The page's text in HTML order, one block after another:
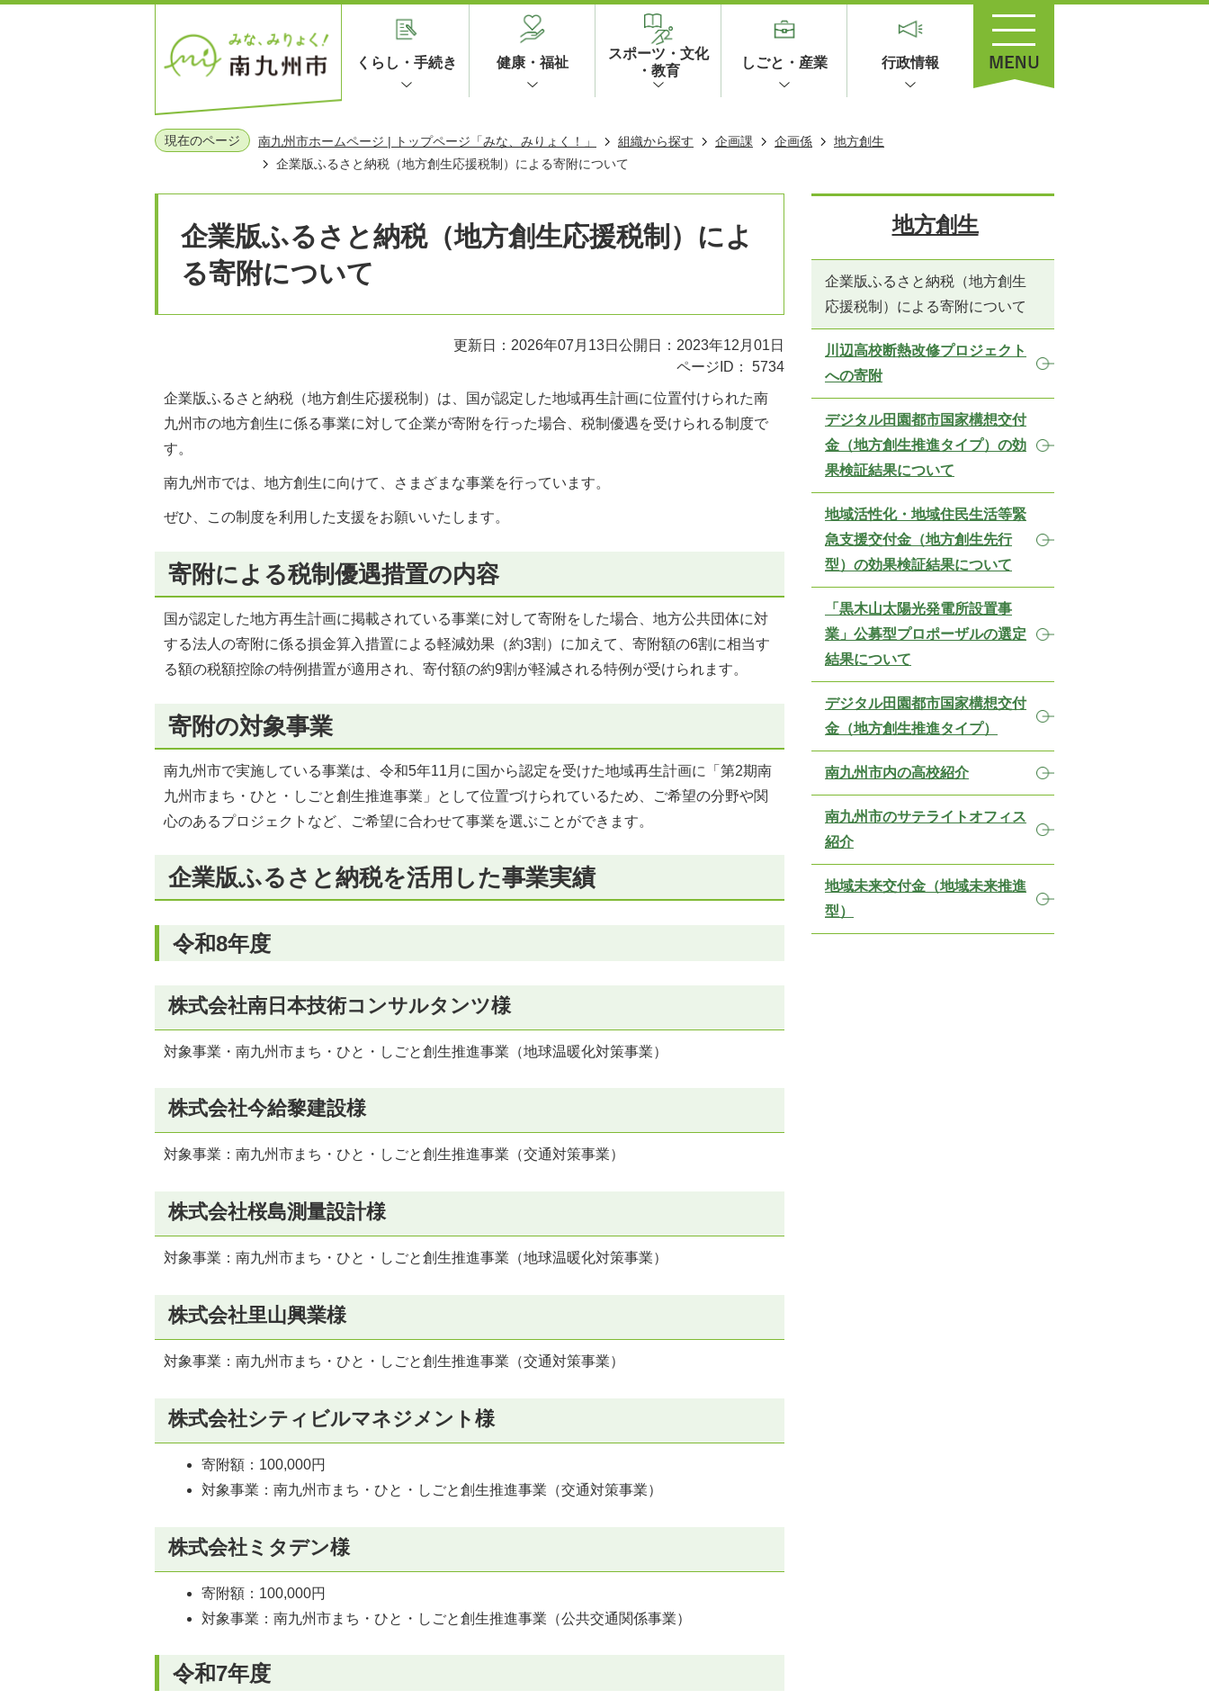
くらし・手続き 健康・福祉
スポーツ・文化
・教育
しごと・産業 行政情報
現在のページ 南九州市ホームページ | トップページ「みな、みりょく！」 組織から探す 企画課 企画係
地方創生
企業版ふるさと納税（地方創生応援税制）による寄附について
企業版ふるさと納税（地方創生応援税制）によ
る寄附について
更新日：2026年07月13日 公開日：2023年12月01日
ページID：
5734
企業版ふるさと納税（地方創生応援税制）は、国が認定した地域再生計画に位置付けられた南
九州市の地方創生に係る事業に対して企業が寄附を行った場合、税制優遇を受けられる制度で
す。
南九州市では、地方創生に向けて、さまざまな事業を行っています。
ぜひ、この制度を利用した支援をお願いいたします。
寄附による税制優遇措置の内容
国が認定した地方再生計画に掲載されている事業に対して寄附をした場合、地方公共団体に対
する法人の寄附に係る損金算入措置による軽減効果（約3割）に加えて、寄附額の6割に相当す
る額の税額控除の特例措置が適用され、寄付額の約9割が軽減される特例が受けられます。
寄附の対象事業
南九州市で実施している事業は、令和5年11月に国から認定を受けた地域再生計画に「第2期南
九州市まち・ひと・しごと創生推進事業」として位置づけられているため、ご希望の分野や関
心のあるプロジェクトなど、ご希望に合わせて事業を選ぶことができます。
企業版ふるさと納税を活用した事業実績
令和8年度
株式会社南日本技術コンサルタンツ様
対象事業・南九州市まち・ひと・しごと創生推進事業（地球温暖化対策事業）
株式会社今給黎建設様
対象事業：南九州市まち・ひと・しごと創生推進事業（交通対策事業）
株式会社桜島測量設計様
対象事業：南九州市まち・ひと・しごと創生推進事業（地球温暖化対策事業）
株式会社里山興業様
対象事業：南九州市まち・ひと・しごと創生推進事業（交通対策事業）
株式会社シティビルマネジメント様
寄附額：100,000円
対象事業：南九州市まち・ひと・しごと創生推進事業（交通対策事業）
株式会社ミタデン様
寄附額：100,000円
対象事業：南九州市まち・ひと・しごと創生推進事業（公共交通関係事業）
令和7年度
地方創生
企業版ふるさと納税（地方創生
応援税制）による寄附について
川辺高校断熱改修プロジェクト
への寄附
デジタル田園都市国家構想交付
金（地方創生推進タイプ）の効
果検証結果について
地域活性化・地域住民生活等緊
急支援交付金（地方創生先行
型）の効果検証結果について
「黒木山太陽光発電所設置事
業」公募型プロポーザルの選定
結果について
デジタル田園都市国家構想交付
金（地方創生推進タイプ）
南九州市内の高校紹介
南九州市のサテライトオフィス
紹介
地域未来交付金（地域未来推進
型）